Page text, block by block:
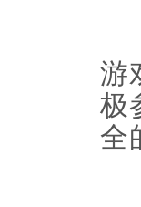
1
游
极
全
2